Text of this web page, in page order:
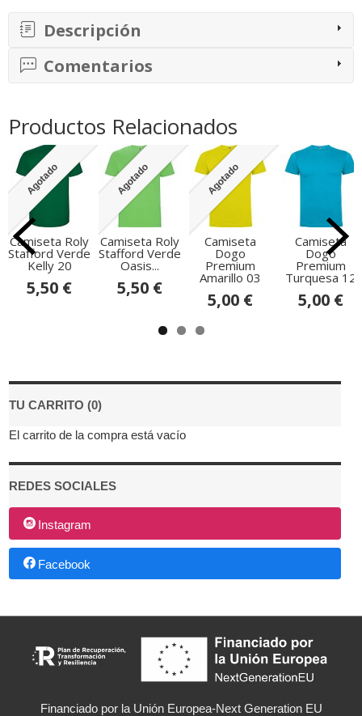
TU CARRITO (0)
El carrito de la compra está vacío
REDES SOCIALES
Instagram
Facebook
Descripción
Comentarios
Productos Relacionados
Agotado
Camiseta Roly
Stafford Verde
Kelly 20
5,50 €
Agotado
Camiseta Roly
Stafford Verde
Oasis...
5,50 €
Agotado
Camiseta
Dogo
Premium
Amarillo 03
5,00 €
Camiseta
Dogo
Premium
Turquesa 12
5,00 €
Financiado por la Unión Europea-Next Generation EU